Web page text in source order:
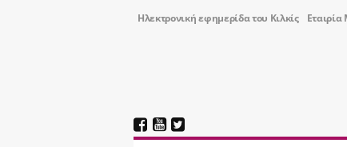
Ηλεκτρονική εφημερίδα του Κιλκίς